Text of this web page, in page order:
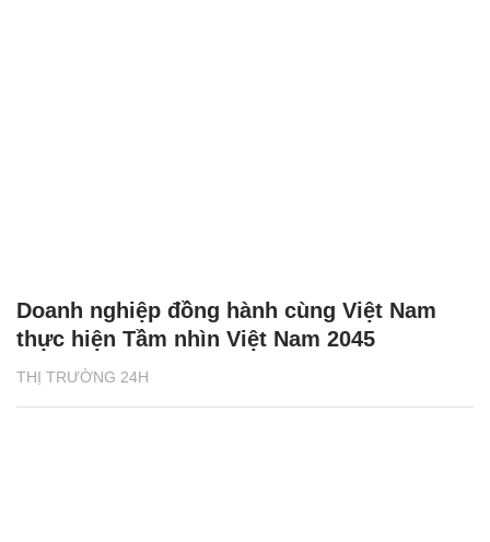
THỊ TRƯỜNG 24H
Doanh nghiệp đồng hành cùng Việt Nam
thực hiện Tầm nhìn Việt Nam 2045